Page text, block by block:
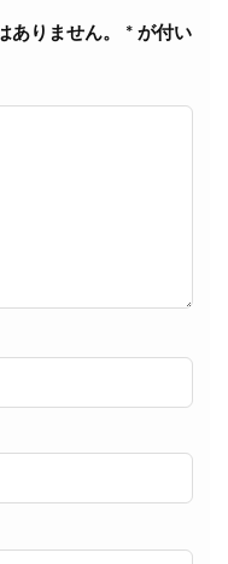
ありません。 *が付い